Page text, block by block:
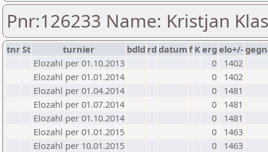
Pnr:126233 Name: Kristjan
tnrSt turnier bdld rd datumf Kerg elo+/-
Elozahl per 01.10.2013
0
1402
Elozahl per 01.01.2014
0
1402
Elozahl per 01.04.2014
0
1481
Elozahl per 01.07.2014
0
1481
Elozahl per 01.10.2014
0
1481
Elozahl per 01.01.2015
0
1463
Elozahl per 10.01.2015
0
1463